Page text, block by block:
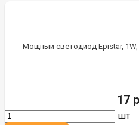
Мощный светодиод Epistar, 1W,
17
шт